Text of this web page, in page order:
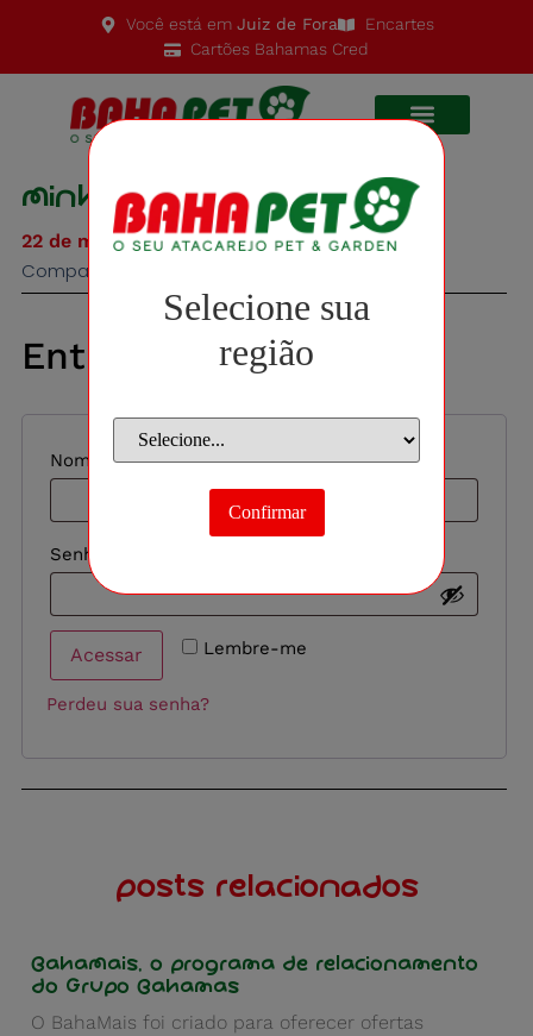
Selecione sua
região
Confirmar
Você está em Juiz de Fora
Encartes
Cartões Bahamas Cred
Minha conta
22 de março de 2024
Compartilhe este blogpost:
Entrar
Nome de usuário ou e-mail*
Senha
Lembre-me
Acessar
Perdeu sua senha?
posts relacionados
BahaMais, o programa de relacionamento
do Grupo Bahamas
O BahaMais foi criado para oferecer ofertas